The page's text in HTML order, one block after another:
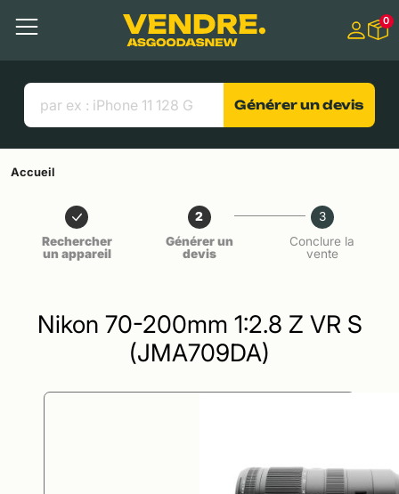
Contenu principal
Menu
Liens utiles
0
Générer un devis
Accueil
Rechercher
un appareil
2
Générer un
devis
3
Conclure la
vente
Nikon 70-200mm 1:2.8 Z VR S
(JMA709DA)